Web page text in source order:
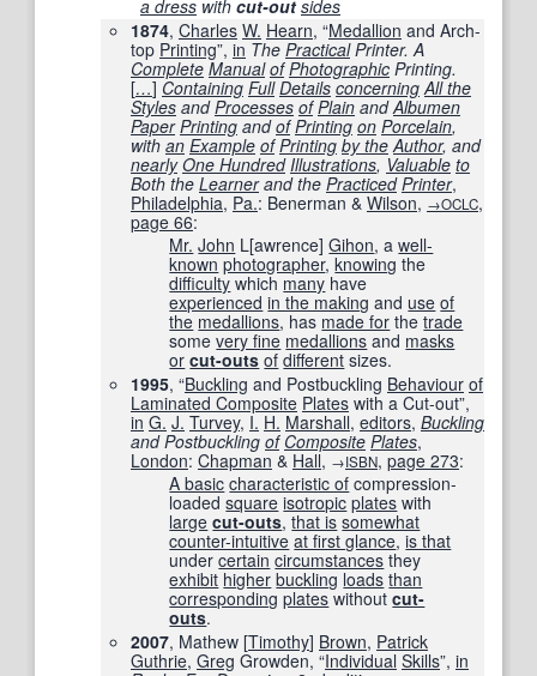
a dress with cut-out sides
1874, Charles W. Hearn, “Medallion and Arch-
top Printing”, in The PracticalPrinter. A
Complete Manual of Photographic Printing.
[…] Containing Full Details concerning All the
Styles andProcesses of Plain andAlbumen
Paper Printing andof Printing on Porcelain,
with an Example of Printing by the Author, and
nearly One Hundred Illustrations, Valuable to
Both the Learnerand the Practiced Printer,
Philadelphia, Pa.: Benerman & Wilson, →OCLC,
page 66:
Mr. John L[awrence]Gihon, awell-
known photographer,knowing the
difficulty which many have
experienced in the making and use of
the medallions, has made for thetrade
somevery fine medallions and masks
or cut-outs of different sizes.
1995, “Buckling and Postbuckling Behaviour of
Laminated Composite Plates with a Cut-out”,
in G. J. Turvey, I. H. Marshall, editors, Buckling
and Postbuckling of Composite Plates,
London: Chapman & Hall, →ISBN, page 273:
A basic characteristic of compression-
loadedsquare isotropic plates with
large cut-outs,that is somewhat
counter-intuitive at first glance,is that
undercertain circumstances they
exhibit higher buckling loads than
corresponding plates withoutcut-
outs.
2007, Mathew [Timothy] Brown, Patrick
Guthrie, Greg Growden, “Individual Skills”, in